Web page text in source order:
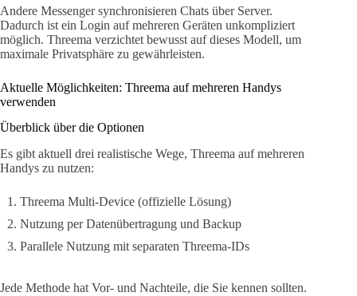
Andere Messenger synchronisieren Chats über Server.
Dadurch ist ein Login auf mehreren Geräten unkompliziert
möglich. Threema verzichtet bewusst auf dieses Modell, um
maximale Privatsphäre zu gewährleisten.
Aktuelle Möglichkeiten: Threema auf mehreren Handys
verwenden
Überblick über die Optionen
Es gibt aktuell drei realistische Wege, Threema auf mehreren
Handys zu nutzen:
Threema Multi-Device (offizielle Lösung)
Nutzung per Datenübertragung und Backup
Parallele Nutzung mit separaten Threema-IDs
Jede Methode hat Vor- und Nachteile, die Sie kennen sollten.